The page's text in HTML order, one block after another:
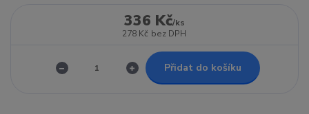
336 Kč/ks
278 Kč bez DPH
Přidat do košíku